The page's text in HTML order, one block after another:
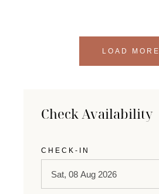
LOAD MORE
Check Availability
CHECK-IN